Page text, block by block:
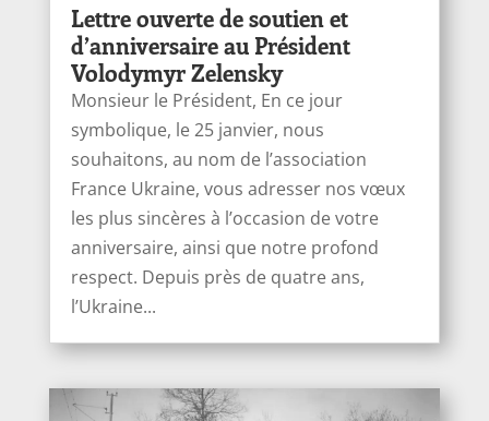
Lettre ouverte de soutien et
d’anniversaire au Président
Volodymyr Zelensky
Monsieur le Président, En ce jour
symbolique, le 25 janvier, nous
souhaitons, au nom de l’association
France Ukraine, vous adresser nos vœux
les plus sincères à l’occasion de votre
anniversaire, ainsi que notre profond
respect. Depuis près de quatre ans,
l’Ukraine...